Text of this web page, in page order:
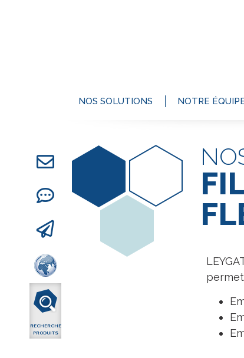
NOS SOLUTIONS NOTRE
RECHERCHE
PRODUITS